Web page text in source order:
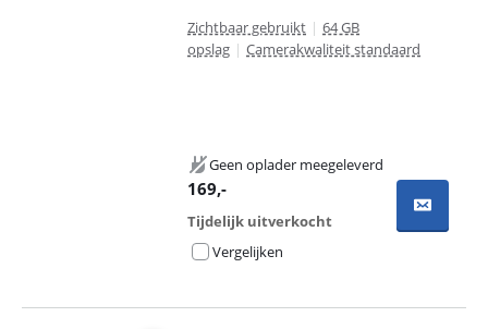
Zichtbaar gebruikt | 64 GB
opslag | Camerakwaliteit standaard
Geen oplader meegeleverd
169,-
Tijdelijk uitverkocht
Vergelijken